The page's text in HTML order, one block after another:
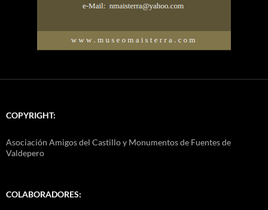
COPYRIGHT:
Asociación Amigos del Castillo y Monumentos de Fuentes de
Valdepero
COLABORADORES: